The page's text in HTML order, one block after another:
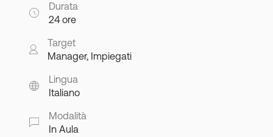
Durata
24 ore
Target
Manager, Impiegati
Lingua
Italiano
Modalità
In Aula